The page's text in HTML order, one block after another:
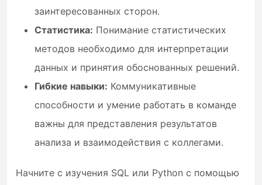
заинтересованных сторон.
Статистика: Понимание статистических
методов необходимо для интерпретации
данных и принятия обоснованных решений.
Гибкие навыки: Коммуникативные
способности и умение работать в команде
важны для представления результатов
анализа и взаимодействия с коллегами.
Начните с изучения SQL или Python с помощью